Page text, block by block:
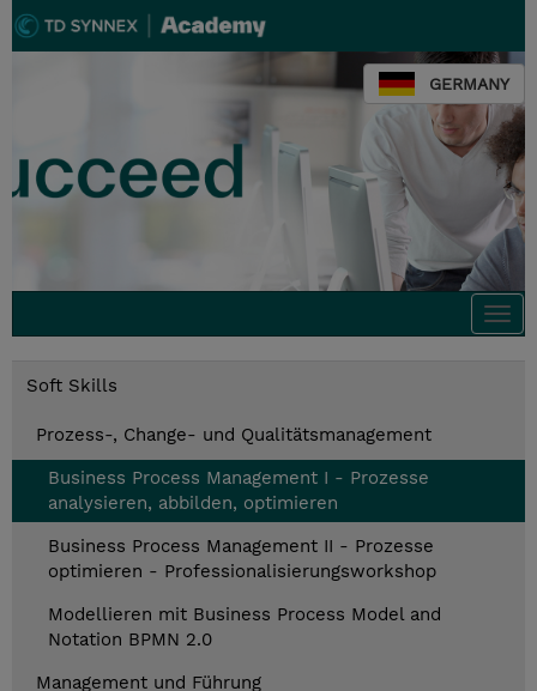
GERMANY
Soft Skills
Prozess-, Change- und Qualitätsmanagement
Business Process Management I - Prozesse
analysieren, abbilden, optimieren
Business Process Management II - Prozesse
optimieren - Professionalisierungsworkshop
Modellieren mit Business Process Model and
Notation BPMN 2.0
Management und Führung